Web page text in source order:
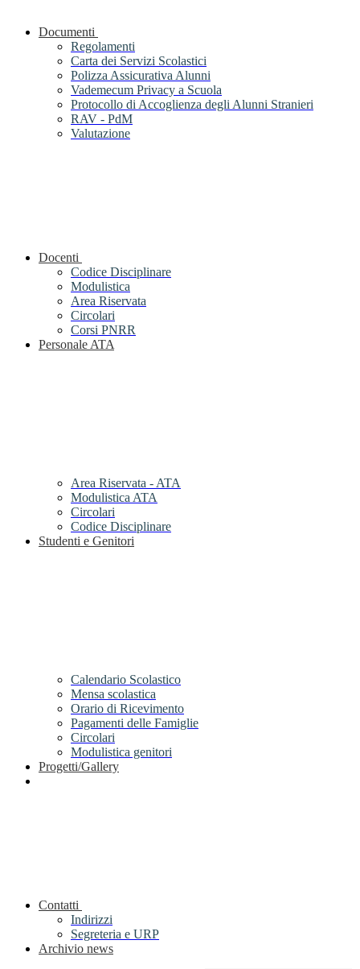
Documenti
Regolamenti
Carta dei Servizi Scolastici
Polizza Assicurativa Alunni
Vademecum Privacy a Scuola
Protocollo di Accoglienza degli Alunni Stranieri
RAV - PdM
Valutazione
Docenti
Codice Disciplinare
Modulistica
Area Riservata
Circolari
Corsi PNRR
Personale ATA
Area Riservata - ATA
Modulistica ATA
Circolari
Codice Disciplinare
Studenti e Genitori
Calendario Scolastico
Mensa scolastica
Orario di Ricevimento
Pagamenti delle Famiglie
Circolari
Modulistica genitori
Progetti/Gallery
Contatti
Indirizzi
Segreteria e URP
Archivio news